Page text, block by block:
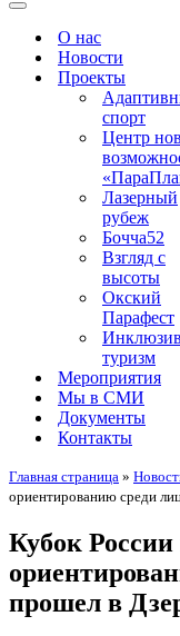
Меню
навигацииО нас
Новости
Проекты
спорт
Центр
Лазерный
рубеж
Бочча52
Взгляд с
высоты
Окский
Парафест
туризм
Мероприятия
Мы в СМИ
Документы
Контакты
Главная страница »
ориентированию среди
Кубок
прошел в